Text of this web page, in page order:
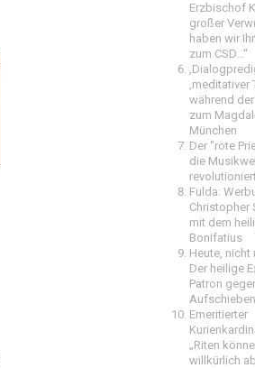
Erzbischof
großer
haben wir
zum CSD…“
‚meditativer
während
zum
München
Der "rote
die
Fulda:
Christopher
mit dem
Bonifatius
Heute, nicht
Der heilige
Patron
Aufschieben
Emeritierter
„Riten
willkürlich